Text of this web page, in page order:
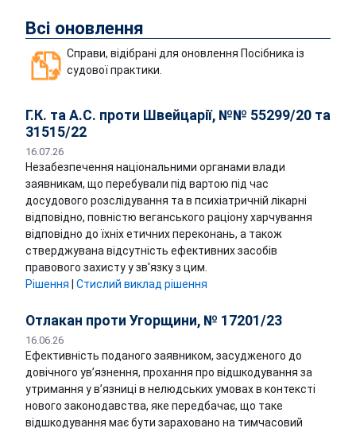
Всі оновлення
Справи, відібрані для оновлення Посібника із
судової практики.
Г.К. та А.С. проти Швейцарії, №№ 55299/20 та
31515/22
16.07.26
Незабезпечення національними органами влади
заявникам, що перебували під вартою під час
досудового розслідування та в психіатричній лікарні
відповідно, повністю веганського раціону харчування
відповідно до їхніх етичних переконань, а також
стверджувана відсутність ефективних засобів
правового захисту у зв'язку з цим.
Рішення
Стислий виклад рішення
Отлакан проти Угорщини, № 17201/23
16.06.26
Ефективність поданого заявником, засудженого до
довічного ув’язнення, прохання про відшкодування за
утримання у в’язниці в нелюдських умовах в контексті
нового законодавства, яке передбачає, що таке
відшкодування має бути зараховано на тимчасовий